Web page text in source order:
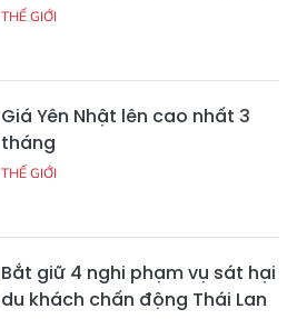
THẾ GIỚI
Giá Yên Nhật lên cao nhất 3
tháng
THẾ GIỚI
Bắt giữ 4 nghi phạm vụ sát hại
du khách chấn động Thái Lan